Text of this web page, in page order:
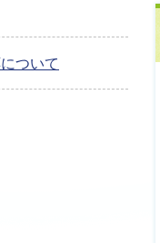
ついて